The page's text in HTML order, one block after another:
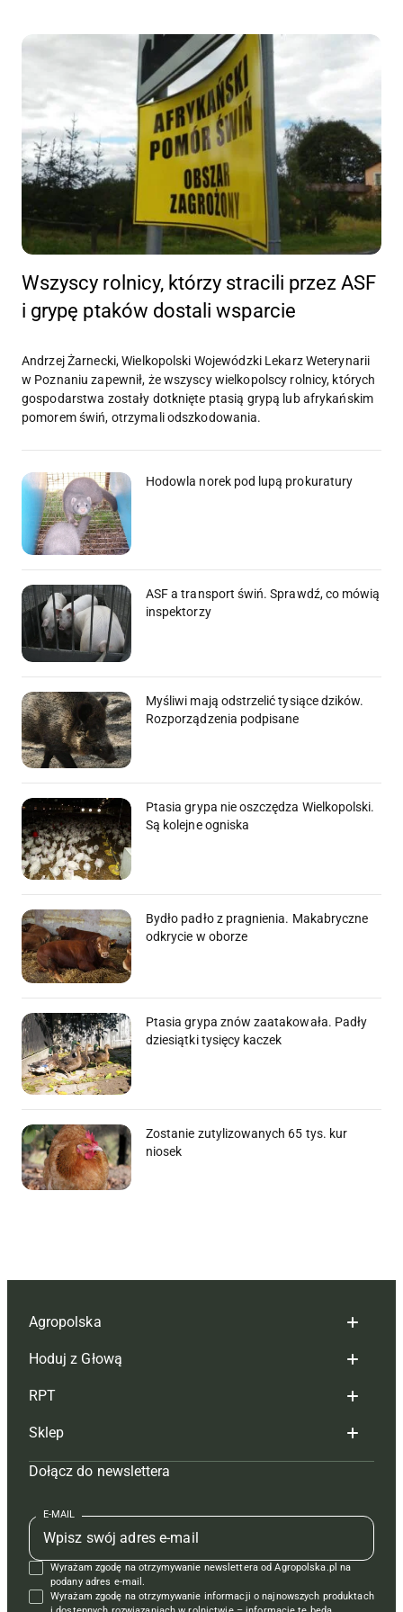
Wszyscy rolnicy, którzy stracili przez ASF
i grypę ptaków dostali wsparcie
Andrzej Żarnecki, Wielkopolski Wojewódzki Lekarz Weterynarii
w Poznaniu zapewnił, że wszyscy wielkopolscy rolnicy, których
gospodarstwa zostały dotknięte ptasią grypą lub afrykańskim
pomorem świń, otrzymali odszkodowania.
Hodowla norek pod lupą prokuratury
ASF a transport świń. Sprawdź, co mówią
inspektorzy
Myśliwi mają odstrzelić tysiące dzików.
Rozporządzenia podpisane
Ptasia grypa nie oszczędza Wielkopolski.
Są kolejne ogniska
Bydło padło z pragnienia. Makabryczne
odkrycie w oborze
Ptasia grypa znów zaatakowała. Padły
dziesiątki tysięcy kaczek
Zostanie zutylizowanych 65 tys. kur
niosek
Agropolska
Redakcja
Reklama
Tagi
Mapa serwisu
Kontakt
Regulamin
Polityka prywatności
Hoduj z Głową
Hoduj z głową bydło
Hoduj z głową świnie
Prenumerata
Redakcja
Kontakt
Reklama
RPT
Redakcja
Prenumerata
Reklama
Kontakt
Krzyżówki
Sklep
Czasopisma i prenumerata
Książki
Regulamin
Dołącz do newslettera
E-MAIL
Wyrażam zgodę na otrzymywanie newslettera od Agropolska.pl na
podany adres e-mail.
Wyrażam zgodę na otrzymywanie informacji o najnowszych produktach